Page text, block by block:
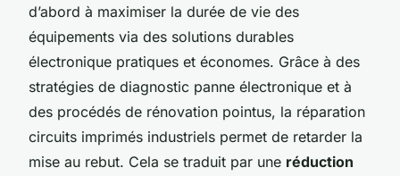
d’abord à maximiser la durée de vie des
équipements via des solutions durables
électronique pratiques et économes. Grâce à des
stratégies de diagnostic panne électronique et à
des procédés de rénovation pointus, la réparation
circuits imprimés industriels permet de retarder la
mise au rebut. Cela se traduit par une réduction